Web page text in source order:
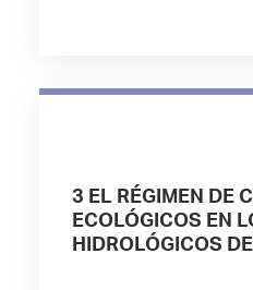
3 EL RÉGIMEN DE
ECOLÓGICOS EN
HIDROLÓGICOS